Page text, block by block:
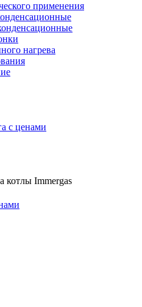
применения
нагрева
с ценами
котлы Immergas